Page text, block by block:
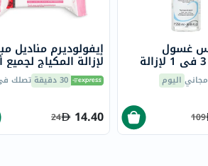
إيفولوديرم مناديل
لإزالة المكياج لجميع
البشرة 25 منديلًا 162730 دقيقة تصلك
14.40
24
غسول
ميسيلار 3 في 1 لإزالة
البشرة
اليوم
109